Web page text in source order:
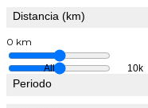
Distancia (km)
0 km
All 10k
Periodo